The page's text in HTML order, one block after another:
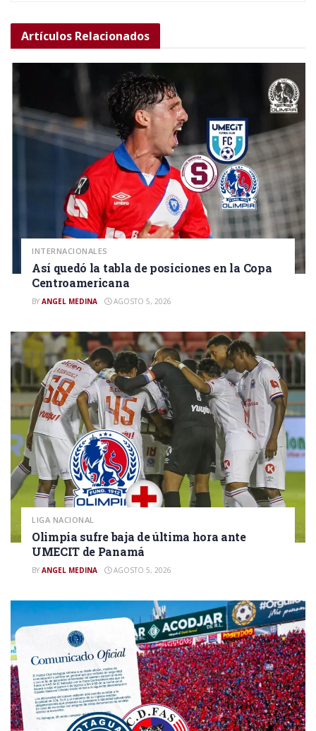
Artículos Relacionados
INTERNACIONALES
Así quedó la tabla de posiciones en la Copa
Centroamericana
BY ANGEL MEDINA AGOSTO 5, 2026
LIGA NACIONAL
Olimpia sufre baja de última hora ante
UMECIT de Panamá
BY ANGEL MEDINA AGOSTO 5, 2026